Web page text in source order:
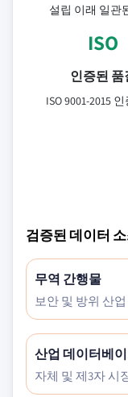
설립 이래 일관
ISO
인증된 품
ISO 9001-2015
검증된 데이터
무역 간행물
보안 및 방위 산
산업 데이터베
자체 및 제3자 시